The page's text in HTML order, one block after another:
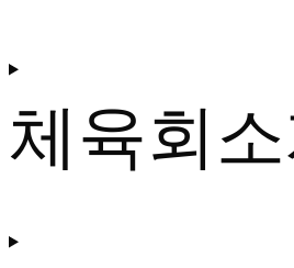
체육회소